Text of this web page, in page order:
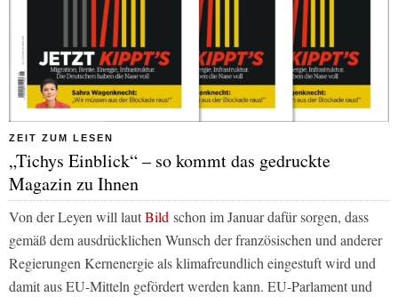
ZEIT ZUM LESEN
„Tichys Einblick“ – so kommt das gedruckte
Magazin zu Ihnen
Von der Leyen will lautBild schon im Januar dafür sorgen, dass
gemäß dem ausdrücklichen Wunsch der französischen und anderer
Regierungen Kernenergie als klimafreundlich eingestuft wird und
damit aus EU-Mitteln gefördert werden kann. EU-Parlament und